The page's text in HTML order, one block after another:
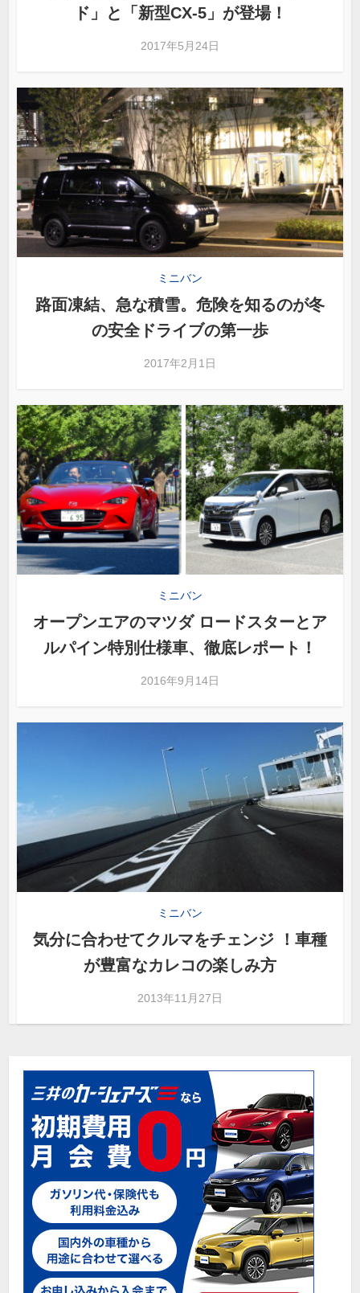
ド」と「新型CX-5」が登場！
2017年5月24日
ミニバン
路面凍結、急な積雪。危険を知るのが冬
の安全ドライブの第一歩
2017年2月1日
ミニバン
オープンエアのマツダ ロードスターとア
ルパイン特別仕様車、徹底レポート！
2016年9月14日
ミニバン
気分に合わせてクルマをチェンジ ！車種
が豊富なカレコの楽しみ方
2013年11月27日